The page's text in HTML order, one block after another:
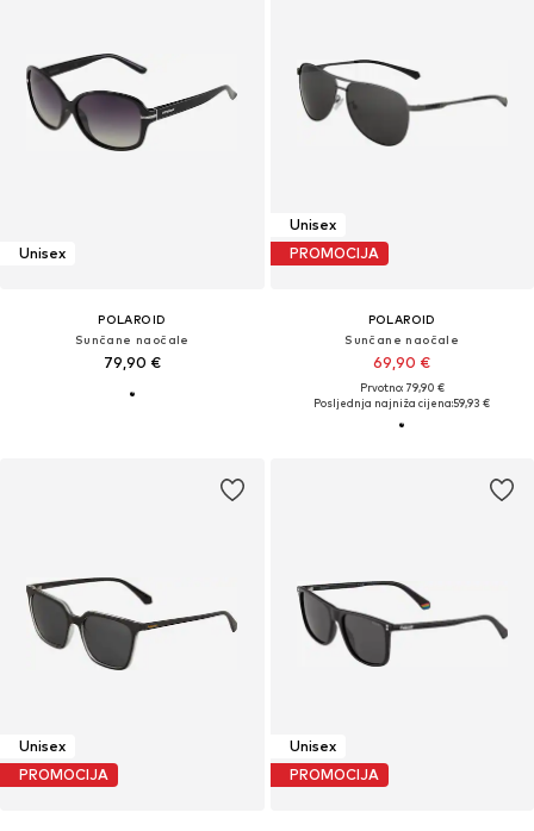
Unisex
POLAROID
Sunčane naočale
79,90 €
Unisex
PROMOCIJA
POLAROID
Sunčane naočale
69,90 €
Prvotno: 79,90 €
Posljednja najniža cijena:59,93 €
Unisex
PROMOCIJA
Unisex
PROMOCIJA